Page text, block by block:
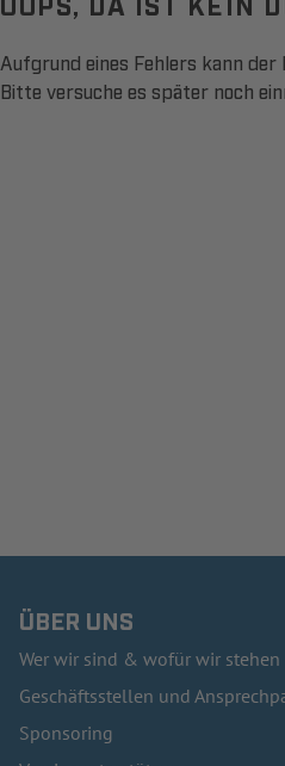
Aufgrund eines Fehlers kann der
Bitte versuche es später noch
ÜBER UNS
Wer wir sind & wofür wir stehen
Geschäftsstellen und
Sponsoring